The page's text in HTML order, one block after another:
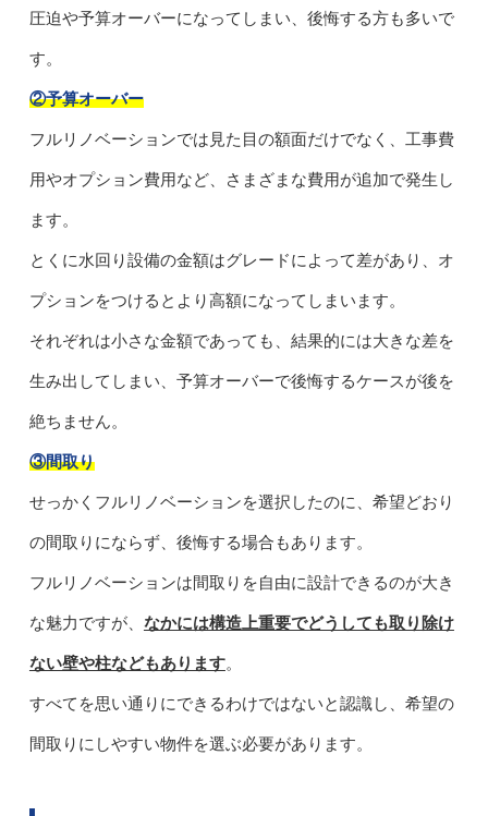
圧迫や予算オーバーになってしまい、後悔する方も多いで
す。
②予算オーバー
フルリノベーションでは見た目の額面だけでなく、工事費
用やオプション費用など、さまざまな費用が追加で発生し
ます。
とくに水回り設備の金額はグレードによって差があり、オ
プションをつけるとより高額になってしまいます。
それぞれは小さな金額であっても、結果的には大きな差を
生み出してしまい、予算オーバーで後悔するケースが後を
絶ちません。
③間取り
せっかくフルリノベーションを選択したのに、希望どおり
の間取りにならず、後悔する場合もあります。
フルリノベーションは間取りを自由に設計できるのが大き
な魅力ですが、 なかには構造上重要でどうしても取り除け
ない壁や柱などもあります。
すべてを思い通りにできるわけではないと認識し、希望の
間取りにしやすい物件を選ぶ必要があります。